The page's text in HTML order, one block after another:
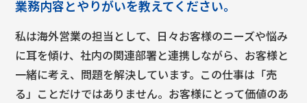
業務内容とやりがいを教えてください。
私は海外営業の担当として、日々お客様のニーズや悩み
に耳を傾け、社内の関連部署と連携しながら、お客様と
一緒に考え、問題を解決しています。 この仕事は「売
る」ことだけではありません。お客様にとって価値のあ